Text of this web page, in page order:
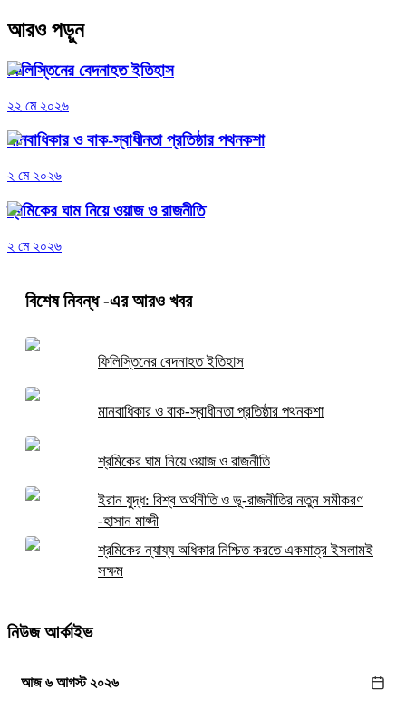
আরও পড়ুন
ফিলিস্তিনের বেদনাহত ইতিহাস
২২ মে ২০২৬
মানবাধিকার ও বাক-স্বাধীনতা প্রতিষ্ঠার পথনকশা
২ মে ২০২৬
শ্রমিকের ঘাম নিয়ে ওয়াজ ও রাজনীতি
২ মে ২০২৬
বিশেষ নিবন্ধ-এর আরও খবর
ফিলিস্তিনের বেদনাহত ইতিহাস
মানবাধিকার ও বাক-স্বাধীনতা প্রতিষ্ঠার পথনকশা
শ্রমিকের ঘাম নিয়ে ওয়াজ ও রাজনীতি
ইরান যুদ্ধ: বিশ্ব অর্থনীতি ও ভূ-রাজনীতির নতুন সমীকরণ
-হাসান মাহ্দী
শ্রমিকের ন্যায্য অধিকার নিশ্চিত করতে একমাত্র ইসলামই
সক্ষম
নিউজ আর্কাইভ
আজ ৬ আগস্ট ২০২৬